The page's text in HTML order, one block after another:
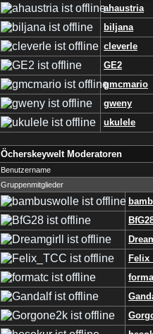
ahaustria
biljana
cleverle
GE2
gmcmario
gweny
ukulele
Öcherskeywelt Moderatoren
Benutzername
Gruppenmitglieder